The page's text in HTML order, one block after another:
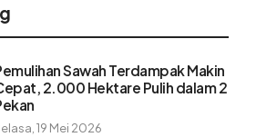
Sawah Terdampak Makin
2.000 Hektare Pulih dalam 2
19 Mei 2026